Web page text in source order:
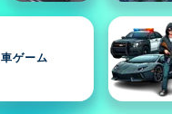
車ゲーム